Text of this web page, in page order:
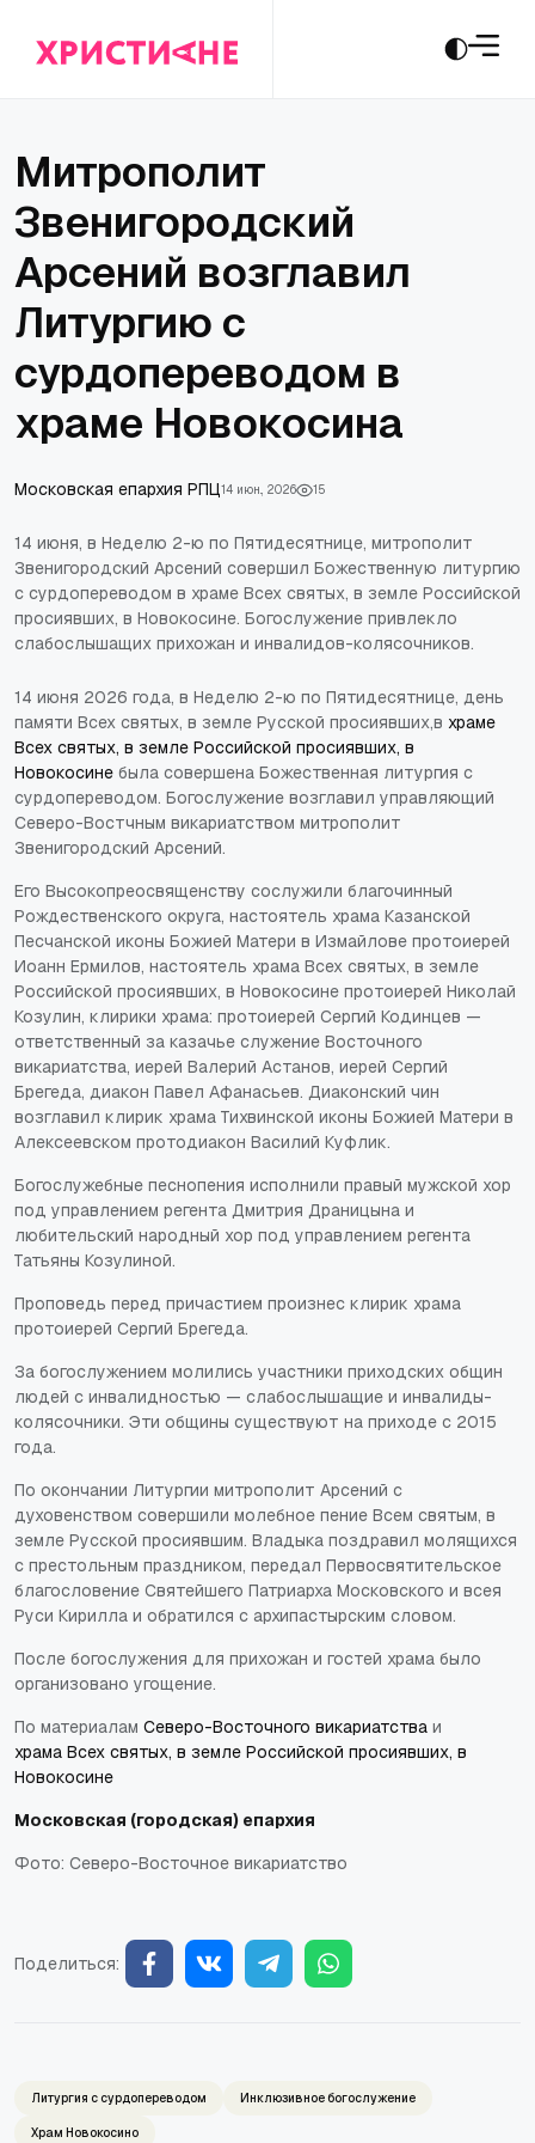
Митрополит
Звенигородский
Арсений возглавил
Литургию с
сурдопереводом в
храме Новокосина
Московская епархия РПЦ14 июн., 2026 15
14 июня, в Неделю 2-ю по Пятидесятнице, митрополит
Звенигородский Арсений совершил Божественную литургию
с сурдопереводом в храме Всех святых, в земле Российской
просиявших, в Новокосине. Богослужение привлекло
слабослышащих прихожан и инвалидов-колясочников.
14 июня 2026 года, в Неделю 2-ю по Пятидесятнице, день
памяти Всех святых, в земле Русской просиявших,в храме
Всех святых, в земле Российской просиявших, в
Новокосине была совершена Божественная литургия с
сурдопереводом. Богослужение возглавил управляющий
Северо-Востчным викариатством митрополит
Звенигородский Арсений.
Его Высокопреосвященству сослужили благочинный
Рождественского округа, настоятель храма Казанской
Песчанской иконы Божией Матери в Измайлове протоиерей
Иоанн Ермилов, настоятель храма Всех святых, в земле
Российской просиявших, в Новокосине протоиерей Николай
Козулин, клирики храма: протоиерей Сергий Кодинцев —
ответственный за казачье служение Восточного
викариатства, иерей Валерий Астанов, иерей Сергий
Брегеда, диакон Павел Афанасьев. Диаконский чин
возглавил клирик храма Тихвинской иконы Божией Матери в
Алексеевском протодиакон Василий Куфлик.
Богослужебные песнопения исполнили правый мужской хор
под управлением регента Дмитрия Драницына и
любительский народный хор под управлением регента
Татьяны Козулиной.
Проповедь перед причастием произнес клирик храма
протоиерей Сергий Брегеда.
За богослужением молились участники приходских общин
людей с инвалидностью — слабослышащие и инвалиды-
колясочники. Эти общины существуют на приходе с 2015
года.
По окончании Литургии митрополит Арсений с
духовенством совершили молебное пение Всем святым, в
земле Русской просиявшим. Владыка поздравил молящихся
с престольным праздником, передал Первосвятительское
благословение Святейшего Патриарха Московского и всея
Руси Кирилла и обратился с архипастырским словом.
После богослужения для прихожан и гостей храма было
организовано угощение.
По материалам Северо-Восточного викариатства и
храма Всех святых, в земле Российской просиявших, в
Новокосине
Московская (городская) епархия
Фото: Северо-Восточное викариатство
Поделиться:
Литургия с сурдопереводом Инклюзивное богослужение
Храм Новокосино